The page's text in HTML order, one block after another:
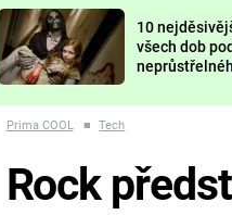
10
všech dob
nejvíc
Prima COOL ■ Tech
Rock